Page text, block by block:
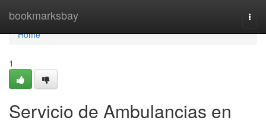
bookmarksbay
Home
Home
1
Servicio de Ambulancias en